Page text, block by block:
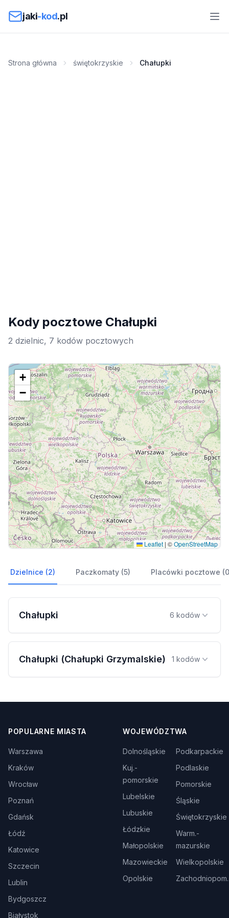
jaki-kod.pl
Strona główna świętokrzyskie Chałupki
Kody pocztowe Chałupki
2 dzielnic, 7 kodów pocztowych
+
−
Leaflet | ©OpenStreetMap
Dzielnice (2) Paczkomaty (5) Placówki pocztowe
Chałupki 6 kodów
Chałupki (Chałupki Grzymalskie) 1 kodów
POPULARNE MIASTA
Warszawa
Kraków
Wrocław
Poznań
Gdańsk
Łódź
Katowice
Szczecin
Lublin
Bydgoszcz
Białystok
WOJEWÓDZTWA
Dolnośląskie
Kuj.-
pomorskie
Lubelskie
Lubuskie
Łódzkie
Małopolskie
Mazowieckie
Opolskie
Podkarpackie
Podlaskie
Pomorskie
Śląskie
Świętokrzyskie
Warm.-
mazurskie
Wielkopolskie
Zachodniopom.